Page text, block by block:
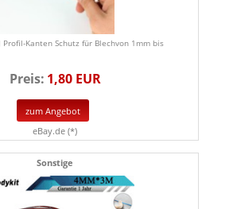
Profil-Kanten Schutz für Blechvon 1mm bis
Preis: 1,80 EUR
zum Angebot
eBay.de (*)
Sonstige